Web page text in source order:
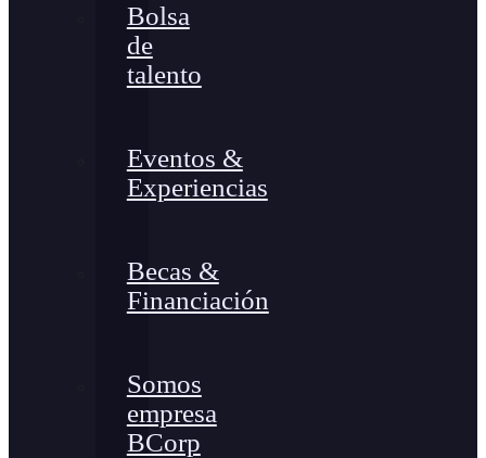
Bolsa
de
talento
Eventos &
Experiencias
Becas &
Financiación
Somos
empresa
BCorp